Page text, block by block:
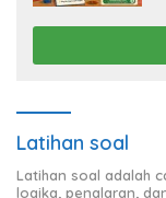
Latihan soal
Latihan soal adalah
logika, penalaran,